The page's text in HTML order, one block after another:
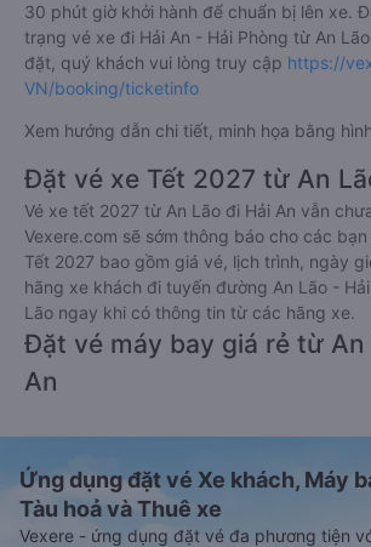
30 phút giờ khởi hành để chuẩn bị lên xe.
trạng vé xe đi Hải An - Hải Phòng từ An
đặt, quý khách vui lòng truy cập https://
VN/booking/ticketinfo
Xem hướng dẫn chi tiết, minh họa bằng
Đặt vé xe Tết 2027 từ An
Vé xe tết 2027 từ An Lão đi Hải An vẫn
Vexere.com sẽ sớm thông báo cho các
Tết 2027 bao gồm giá vé, lịch trình, ngày
hãng xe khách đi tuyến đường An Lão -
Lão ngay khi có thông tin từ các hãng xe.
Đặt vé máy bay giá rẻ từ An
An
Ứng dụng đặt vé Xe khách, Máy
Tàu hoả và Thuê xe
Vexere - ứng dụng đặt vé đa phương tiện